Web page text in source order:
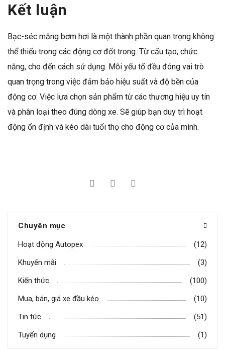
Kết luận
Bạc-séc măng bơm hơi là một thành phần quan trọng không
thể thiếu trong các động cơ đốt trong. Từ cấu tạo, chức
năng, cho đến cách sử dụng. Mỗi yếu tố đều đóng vai trò
quan trọng trong việc đảm bảo hiệu suất và độ bền của
động cơ. Việc lựa chọn sản phẩm từ các thương hiệu uy tín
và phân loại theo đúng dòng xe. Sẽ giúp bạn duy trì hoạt
động ổn định và kéo dài tuổi thọ cho động cơ của mình.
Chuyên mục
Hoạt động Autopex
(12)
Khuyến mãi
(3)
Kiến thức
(100)
Mua, bán, giá xe đầu kéo
(10)
Tin tức
(51)
Tuyển dụng
(1)